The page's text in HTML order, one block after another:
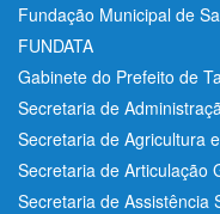
Fundação Municipal de
FUNDATA
Gabinete do Prefeito de
Secretaria de
Secretaria de Agricultura
Secretaria de Articulação
Secretaria de Assistência